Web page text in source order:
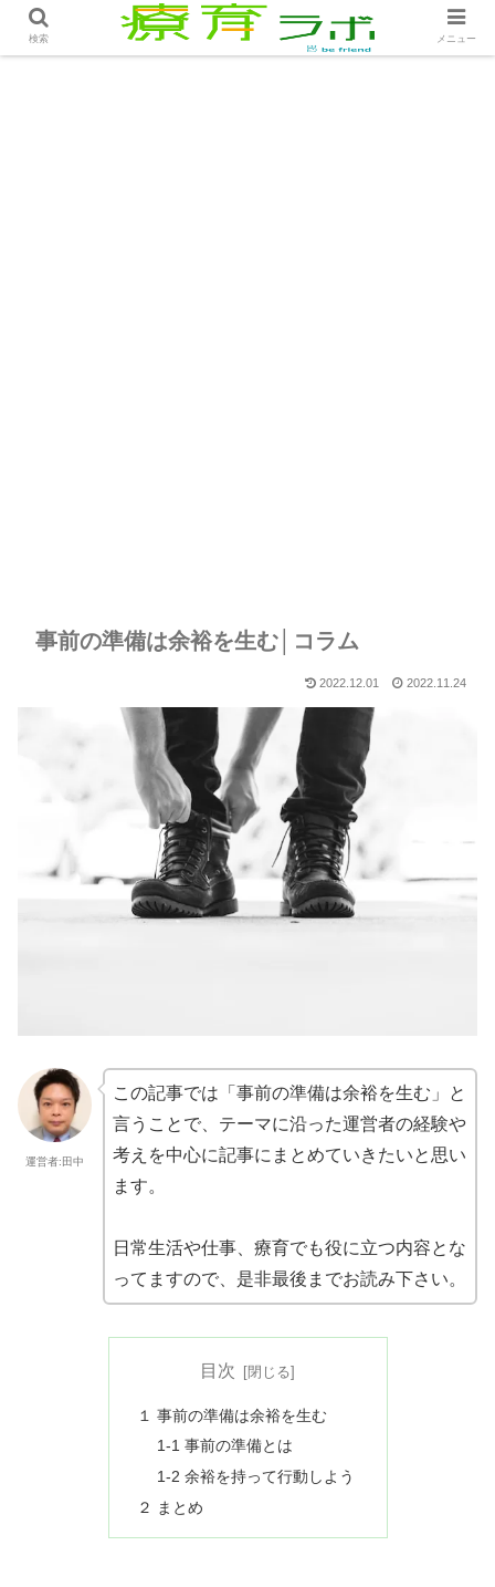
ホーム コラム 事前の準備は余裕を生む│コラム
事前の準備は余裕を生む│コラム
2022.12.01 2022.11.24
運営者:田中
この記事では「事前の準備は余裕を生む」と
言うことで、テーマに沿った運営者の経験や
考えを中心に記事にまとめていきたいと思い
ます。
日常生活や仕事、療育でも役に立つ内容とな
ってますので、是非最後までお読み下さい。
目次
１ 事前の準備は余裕を生む
1-1 事前の準備とは
1-2 余裕を持って行動しよう
２ まとめ
検索 メニュー